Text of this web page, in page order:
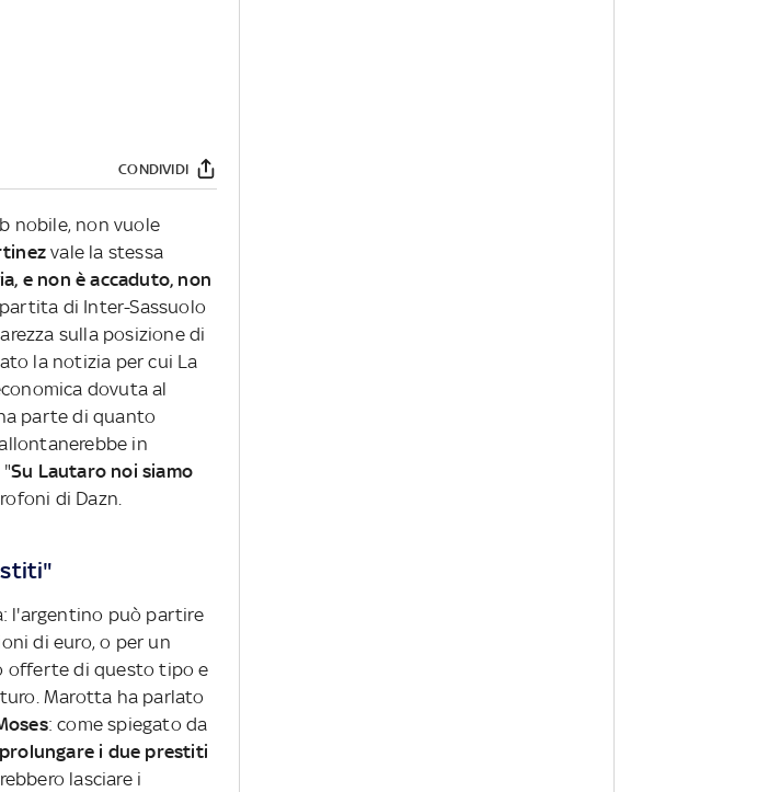
CONDIVIDI
nobile, non vuole
vale la stessa
e non è accaduto, non
di Inter-Sassuolo
sulla posizione di
la notizia per cui La
dovuta al
parte di quanto
in
Su Lautaro noi siamo
di Dazn.
l'argentino può partire
di euro, o per un
offerte di questo tipo e
Marotta ha parlato
: come spiegato da
i due prestiti
lasciare i